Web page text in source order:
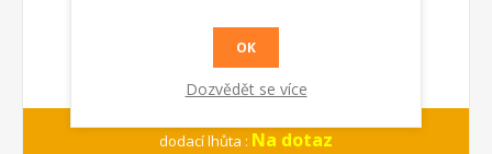
dodací lhůta : Na dotaz
OK
Dozvědět se více